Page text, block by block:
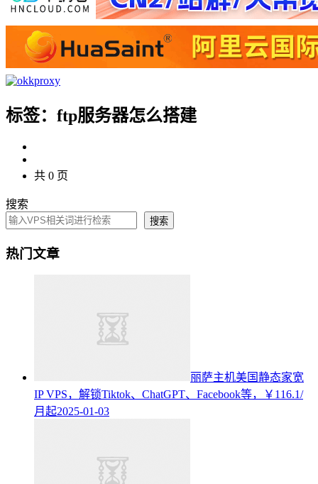
标签：ftp服务器怎么搭建
共 0 页
搜索
搜索
热门文章
丽萨主机美国静态家宽
IP VPS，解锁Tiktok、ChatGPT、Facebook等，￥116.1/
月起2025-01-03